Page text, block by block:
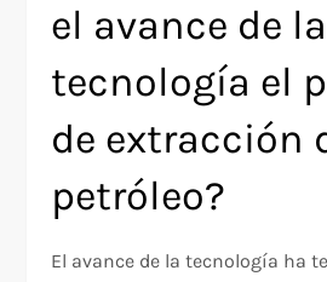
el avance de la
tecnología el
de extracción
petróleo?
El avance de la tecnología ha